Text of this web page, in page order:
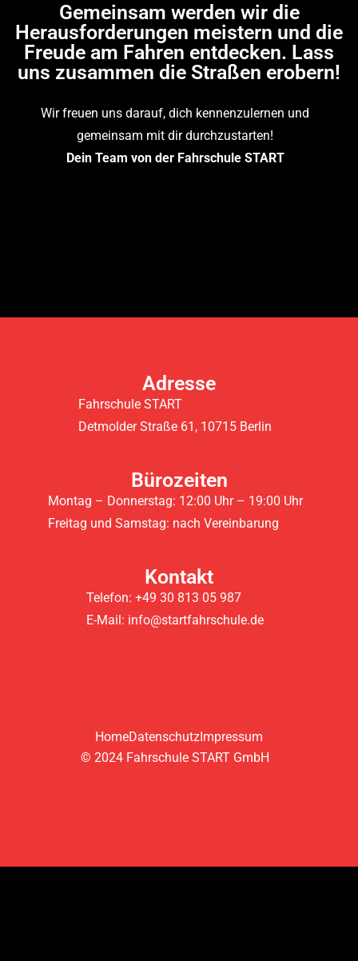
Gemeinsam werden wir die
Herausforderungen meistern und die
Freude am Fahren entdecken. Lass
uns zusammen die Straßen erobern!
Wir freuen uns darauf, dich kennenzulernen und
gemeinsam mit dir durchzustarten!
Dein Team von der Fahrschule START
Adresse
Fahrschule START
Detmolder Straße 61, 10715 Berlin
Bürozeiten
Montag – Donnerstag: 12:00 Uhr – 19:00 Uhr
Freitag und Samstag: nach Vereinbarung
Kontakt
Telefon: +49 30 813 05 987
E-Mail: info@startfahrschule.de
HomeDatenschutzImpressum
© 2024 Fahrschule START GmbH